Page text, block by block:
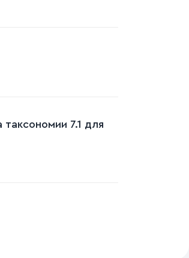
7.1 для